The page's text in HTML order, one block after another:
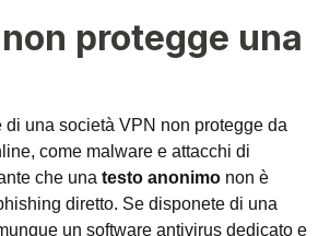
protegge una
di una società VPN non protegge da
come malware e attacchi di
che una testo anonimo non è
diretto. Se disponete di una
un software antivirus dedicato e